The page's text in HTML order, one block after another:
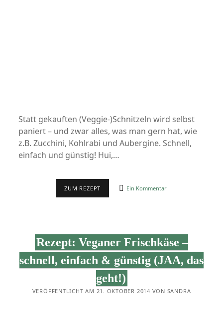
Statt gekauften (Veggie-)Schnitzeln wird selbst
paniert – und zwar alles, was man gern hat, wie
z.B. Zucchini, Kohlrabi und Aubergine. Schnell,
einfach und günstig! Hui,…
ZUM REZEPT SCHNITZEL,Ein Kommentar
Rezept: Veganer Frischkäse –
schnell, einfach & günstig (JAA, das
geht!)
VERÖFFENTLICHT AM 21. OKTOBER 2014 VON SANDRA